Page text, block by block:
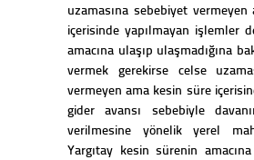
uzamasına sebebiyet
içerisinde yapılmayan işlemler
amacına ulaşıp ulaşmadığına
vermek gerekirse celse
vermeyen ama kesin süre
gider avansı sebebiyle
verilmesine yönelik yerel
Yargıtay kesin sürenin